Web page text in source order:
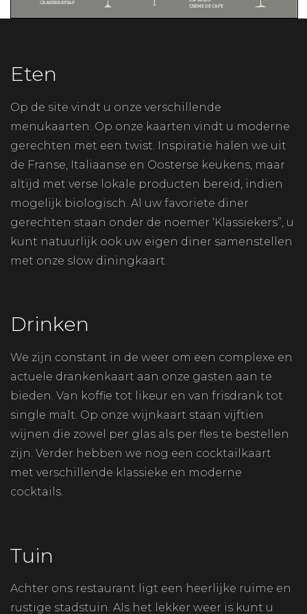
Eten
Op de site vindt u onze verschillende
menukaarten. Op onze kaarten vindt u moderne
gerechten met een twist. Inspiratie halen we uit
de Franse, Italiaanse en Oosterse keukens, maar
altijd met verse lokale producten bereid, indien
mogelijk biologisch. Al uw favoriete diner
gerechten staan onder de noemer ‘Klassiekers”, u
kunt natuurlijk ook uw eigen diner samenstellen
met onze slow diningkaart.
Drinken
We zijn constant in de weer om een complexe en
actuele drankenkaart aan onze gasten aan te
bieden. Van koffie tot likeur en van frisdrank tot
single malt. Op onze wijnkaart staan vijftien
wijnen die zowel per glas als per fles te bestellen
zijn. Verder hebben we nog een cocktailkaart
met verschillende klassieke en moderne
cocktails.
Tuin
Achter ons restaurant ligt een heerlijke ruime en
rustige stadstuin. Als het lekker weer is kunt u